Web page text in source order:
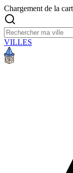
Chargement de la
VILLES